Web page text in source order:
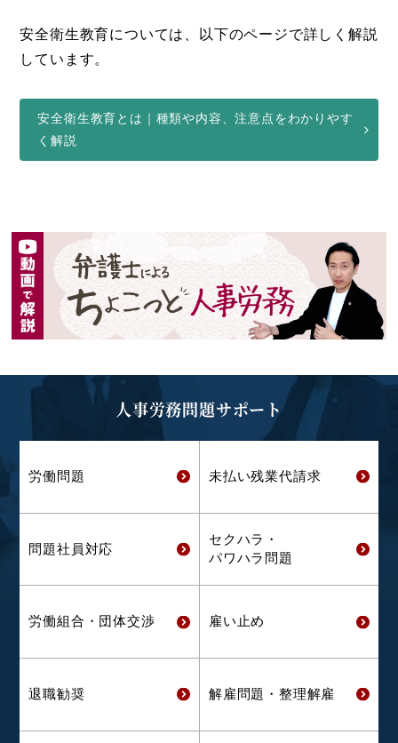
安全衛生教育については、以下のページで詳しく解説
しています。
安全衛生教育とは｜種類や内容、注意点をわかりやす
く解説
人事労務問題サポート
労働問題 未払い残業代請求
問題社員対応
セクハラ・
パワハラ問題
労働組合・ 団体交渉 雇い止め
退職勧奨 解雇問題・ 整理解雇